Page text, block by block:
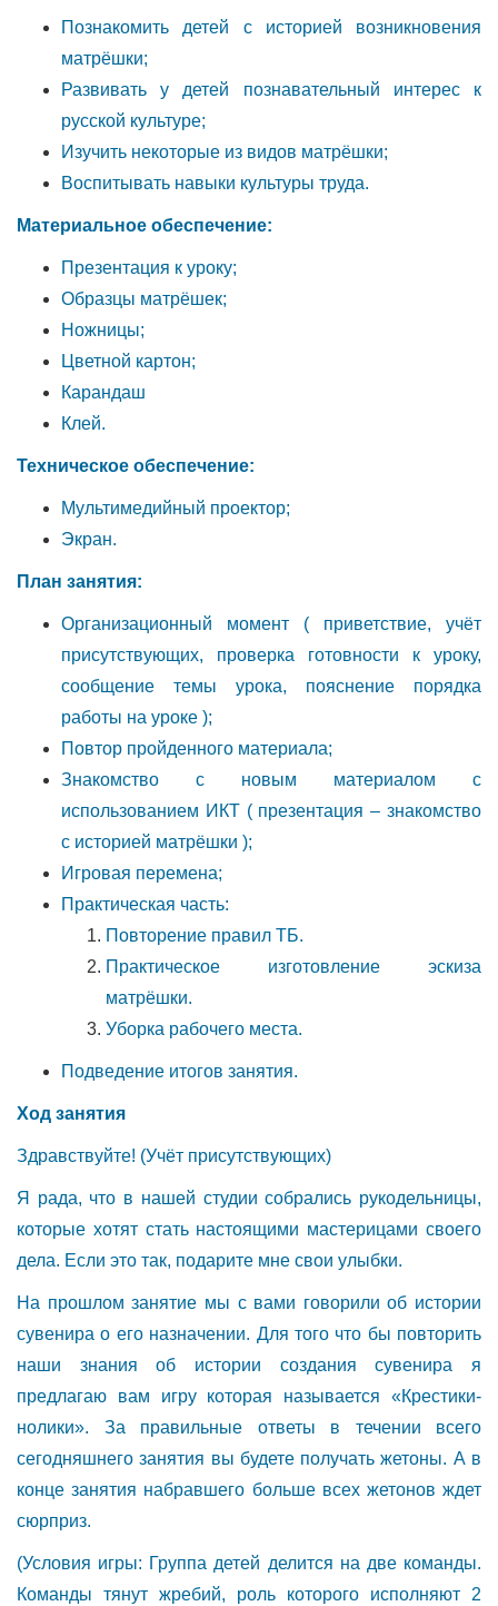
Познакомить детей с историей возникновения
матрёшки;
Развивать у детей познавательный интерес к
русской культуре;
Изучить некоторые из видов матрёшки;
Воспитывать навыки культуры труда.
Материальное обеспечение:
Презентация к уроку;
Образцы матрёшек;
Ножницы;
Цветной картон;
Карандаш
Клей.
Техническое обеспечение:
Мультимедийный проектор;
Экран.
План занятия:
Организационный момент ( приветствие, учёт
присутствующих, проверка готовности к уроку,
сообщение темы урока, пояснение порядка
работы на уроке );
Повтор пройденного материала;
Знакомство с новым материалом с
использованием ИКТ ( презентация – знакомство
с историей матрёшки );
Игровая перемена;
Практическая часть:
Повторение правил ТБ.
Практическое изготовление эскиза
матрёшки.
Уборка рабочего места.
Подведение итогов занятия.
Ход занятия
Здравствуйте! (Учёт присутствующих)
Я рада, что в нашей студии собрались рукодельницы,
которые хотят стать настоящими мастерицами своего
дела. Если это так, подарите мне свои улыбки.
На прошлом занятие мы с вами говорили об истории
сувенира о его назначении. Для того что бы повторить
наши знания об истории создания сувенира я
предлагаю вам игру которая называется «Крестики-
нолики». За правильные ответы в течении всего
сегодняшнего занятия вы будете получать жетоны. А в
конце занятия набравшего больше всех жетонов ждет
сюрприз.
(Условия игры: Группа детей делится на две команды.
Команды тянут жребий, роль которого исполняют 2